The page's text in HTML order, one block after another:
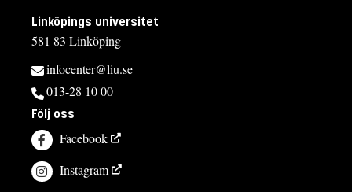
Linköpings universitet
581 83 Linköping
infocenter@liu.se
013-28 10 00
Följ oss
Facebook
Instagram